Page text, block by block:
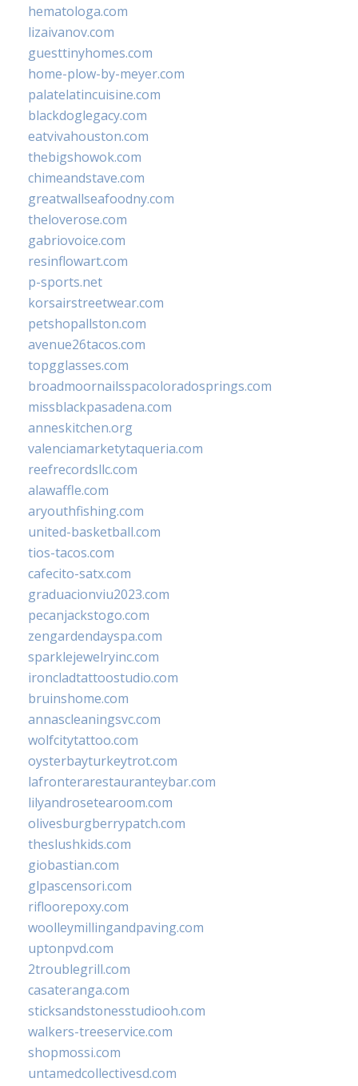
hematologa.com
lizaivanov.com
guesttinyhomes.com
home-plow-by-meyer.com
palatelatincuisine.com
blackdoglegacy.com
eatvivahouston.com
thebigshowok.com
chimeandstave.com
greatwallseafoodny.com
theloverose.com
gabriovoice.com
resinflowart.com
p-sports.net
korsairstreetwear.com
petshopallston.com
avenue26tacos.com
topgglasses.com
broadmoornailsspacoloradosprings.com
missblackpasadena.com
anneskitchen.org
valenciamarketytaqueria.com
reefrecordsllc.com
alawaffle.com
aryouthfishing.com
united-basketball.com
tios-tacos.com
cafecito-satx.com
graduacionviu2023.com
pecanjackstogo.com
zengardendayspa.com
sparklejewelryinc.com
ironcladtattoostudio.com
bruinshome.com
annascleaningsvc.com
wolfcitytattoo.com
oysterbayturkeytrot.com
lafronterarestauranteybar.com
lilyandrosetearoom.com
olivesburgberrypatch.com
theslushkids.com
giobastian.com
glpascensori.com
rifloorepoxy.com
woolleymillingandpaving.com
uptonpvd.com
2troublegrill.com
casateranga.com
sticksandstonesstudiooh.com
walkers-treeservice.com
shopmossi.com
untamedcollectivesd.com